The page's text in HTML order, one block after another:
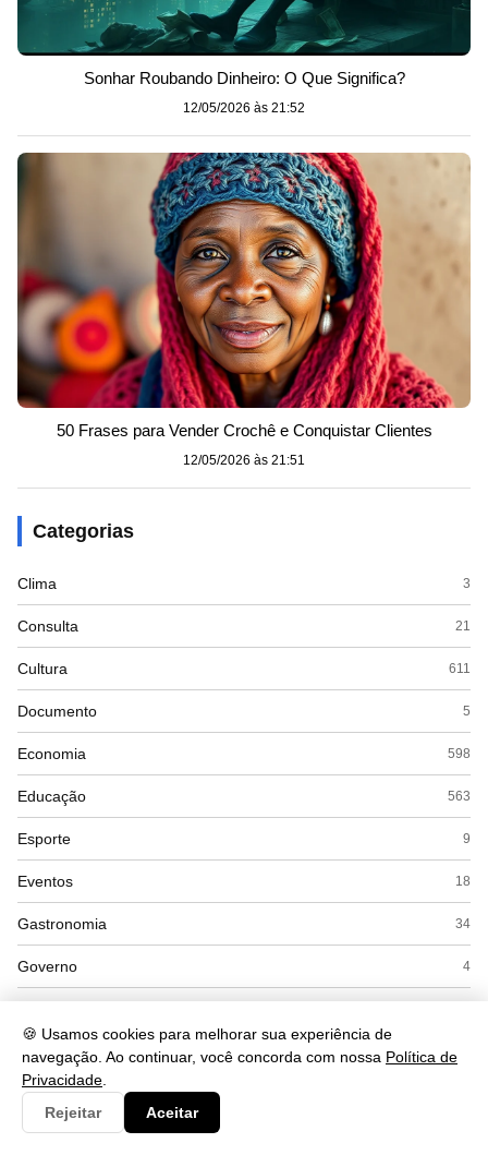
🍪 Usamos cookies para melhorar sua experiência de
navegação. Ao continuar, você concorda com nossa Política de
Privacidade
Rejeitar
Aceitar
Sonhar Roubando Dinheiro: O Que Significa?
12/05/2026 às 21:52
50 Frases para Vender Crochê e Conquistar Clientes
12/05/2026 às 21:51
Categorias
Clima 3
Consulta 21
Cultura 611
Documento 5
Economia 598
Educação 563
Esporte 9
Eventos 18
Gastronomia 34
Governo 4
Saúde
Segurança
Tecnologia